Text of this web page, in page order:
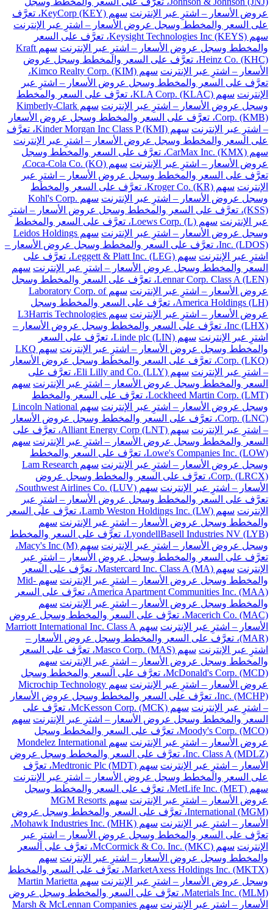
عروض الأسعار – اشترِ عبر الإنترنت
سهم KeyCorp (KEY)، تعرَّف
على السعر والمخطط وسجل عروض الأسعار – اشترِ عبر الإنترنت
سهم Keysight Technologies Inc (KEYS)، تعرَّف على السعر
والمخطط وسجل عروض الأسعار – اشترِ عبر الإنترنت
سهم Kraft
Heinz Co. (KHC)، تعرَّف على السعر والمخطط وسجل عروض
الأسعار – اشترِ عبر الإنترنت
سهم Kimco Realty Corp. (KIM)،
تعرَّف على السعر والمخطط وسجل عروض الأسعار – اشترِ عبر
الإنترنت
سهم KLA Corp. (KLAC)، تعرَّف على السعر والمخطط
وسجل عروض الأسعار – اشترِ عبر الإنترنت
سهم Kimberly-Clark
Corp. (KMB)، تعرَّف على السعر والمخطط وسجل عروض الأسعار
– اشترِ عبر الإنترنت
سهم Kinder Morgan Inc Class P (KMI)، تعرَّف
على السعر والمخطط وسجل عروض الأسعار – اشترِ عبر الإنترنت
سهم CarMax Inc. (KMX)، تعرَّف على السعر والمخطط وسجل
عروض الأسعار – اشترِ عبر الإنترنت
سهم Coca-Cola Co. (KO)،
تعرَّف على السعر والمخطط وسجل عروض الأسعار – اشترِ عبر
الإنترنت
سهم Kroger Co. (KR)، تعرَّف على السعر والمخطط
وسجل عروض الأسعار – اشترِ عبر الإنترنت
سهم Kohl's Corp.
(KSS)، تعرَّف على السعر والمخطط وسجل عروض الأسعار – اشترِ
عبر الإنترنت
سهم Loews Corp. (L)، تعرَّف على السعر والمخطط
وسجل عروض الأسعار – اشترِ عبر الإنترنت
سهم Leidos Holdings
Inc. (LDOS)، تعرَّف على السعر والمخطط وسجل عروض الأسعار –
اشترِ عبر الإنترنت
سهم Leggett & Platt Inc. (LEG)، تعرَّف على
السعر والمخطط وسجل عروض الأسعار – اشترِ عبر الإنترنت سهم
Lennar Corp. Class A (LEN)، تعرَّف على السعر والمخطط وسجل
عروض الأسعار – اشترِ عبر الإنترنت
سهم Laboratory Corp. of
America Holdings (LH)، تعرَّف على السعر والمخطط وسجل
عروض الأسعار – اشترِ عبر الإنترنت
سهم L3Harris Technologies
Inc (LHX)، تعرَّف على السعر والمخطط وسجل عروض الأسعار –
اشترِ عبر الإنترنت
سهم Linde plc (LIN)، تعرَّف على السعر
والمخطط وسجل عروض الأسعار – اشترِ عبر الإنترنت
سهم LKQ
Corp. (LKQ)، تعرَّف على السعر والمخطط وسجل عروض الأسعار
– اشترِ عبر الإنترنت
سهم Eli Lilly and Co. (LLY)، تعرَّف على
السعر والمخطط وسجل عروض الأسعار – اشترِ عبر الإنترنت سهم
Lockheed Martin Corp. (LMT)، تعرَّف على السعر والمخطط
وسجل عروض الأسعار – اشترِ عبر الإنترنت
سهم Lincoln National
Corp. (LNC)، تعرَّف على السعر والمخطط وسجل عروض الأسعار
– اشترِ عبر الإنترنت
سهم Alliant Energy Corp (LNT)، تعرَّف على
السعر والمخطط وسجل عروض الأسعار – اشترِ عبر الإنترنت سهم
Lowe's Companies Inc. (LOW)، تعرَّف على السعر والمخطط
وسجل عروض الأسعار – اشترِ عبر الإنترنت
سهم Lam Research
Corp. (LRCX)، تعرَّف على السعر والمخطط وسجل عروض
الأسعار – اشترِ عبر الإنترنت
سهم Southwest Airlines Co. (LUV)،
تعرَّف على السعر والمخطط وسجل عروض الأسعار – اشترِ عبر
الإنترنت
سهم Lamb Weston Holdings Inc. (LW)، تعرَّف على السعر
والمخطط وسجل عروض الأسعار – اشترِ عبر الإنترنت سهم
LyondellBasell Industries NV (LYB)، تعرَّف على السعر والمخطط
وسجل عروض الأسعار – اشترِ عبر الإنترنت
سهم Macy's Inc (M)،
تعرَّف على السعر والمخطط وسجل عروض الأسعار – اشترِ عبر
الإنترنت
سهم Mastercard Inc. Class A (MA)، تعرَّف على السعر
والمخطط وسجل عروض الأسعار – اشترِ عبر الإنترنت
سهم Mid-
America Apartment Communities Inc. (MAA)، تعرَّف على السعر
والمخطط وسجل عروض الأسعار – اشترِ عبر الإنترنت سهم
Macerich Co. (MAC)، تعرَّف على السعر والمخطط وسجل عروض
الأسعار – اشترِ عبر الإنترنت
سهم Marriott International Inc. Class A
(MAR)، تعرَّف على السعر والمخطط وسجل عروض الأسعار –
اشترِ عبر الإنترنت
سهم Masco Corp. (MAS)، تعرَّف على السعر
والمخطط وسجل عروض الأسعار – اشترِ عبر الإنترنت سهم
McDonald's Corp. (MCD)، تعرَّف على السعر والمخطط وسجل
عروض الأسعار – اشترِ عبر الإنترنت
سهم Microchip Technology
Inc. (MCHP)، تعرَّف على السعر والمخطط وسجل عروض الأسعار
– اشترِ عبر الإنترنت
سهم McKesson Corp. (MCK)، تعرَّف على
السعر والمخطط وسجل عروض الأسعار – اشترِ عبر الإنترنت سهم
Moody's Corp. (MCO)، تعرَّف على السعر والمخطط وسجل
عروض الأسعار – اشترِ عبر الإنترنت
سهم Mondelez International
Inc. Class A (MDLZ)، تعرَّف على السعر والمخطط وسجل عروض
الأسعار – اشترِ عبر الإنترنت
سهم Medtronic Plc (MDT)، تعرَّف
على السعر والمخطط وسجل عروض الأسعار – اشترِ عبر الإنترنت
سهم MetLife Inc. (MET)، تعرَّف على السعر والمخطط وسجل
عروض الأسعار – اشترِ عبر الإنترنت
سهم MGM Resorts
International (MGM)، تعرَّف على السعر والمخطط وسجل عروض
الأسعار – اشترِ عبر الإنترنت
سهم Mohawk Industries Inc. (MHK)،
تعرَّف على السعر والمخطط وسجل عروض الأسعار – اشترِ عبر
الإنترنت
سهم McCormick & Co. Inc. (MKC)، تعرَّف على السعر
والمخطط وسجل عروض الأسعار – اشترِ عبر الإنترنت سهم
MarketAxess Holdings Inc. (MKTX)، تعرَّف على السعر والمخطط
وسجل عروض الأسعار – اشترِ عبر الإنترنت
سهم Martin Marietta
Materials Inc. (MLM)، تعرَّف على السعر والمخطط وسجل عروض
الأسعار – اشترِ عبر الإنترنت
سهم Marsh & McLennan Companies